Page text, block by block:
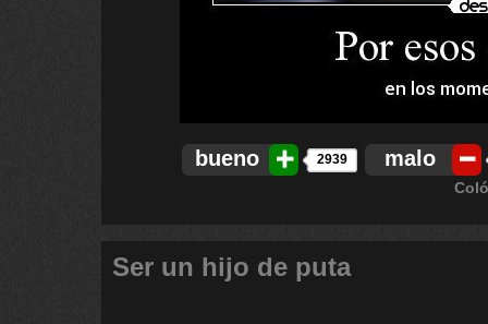
bueno 2939 malo
Ser un hijo de puta